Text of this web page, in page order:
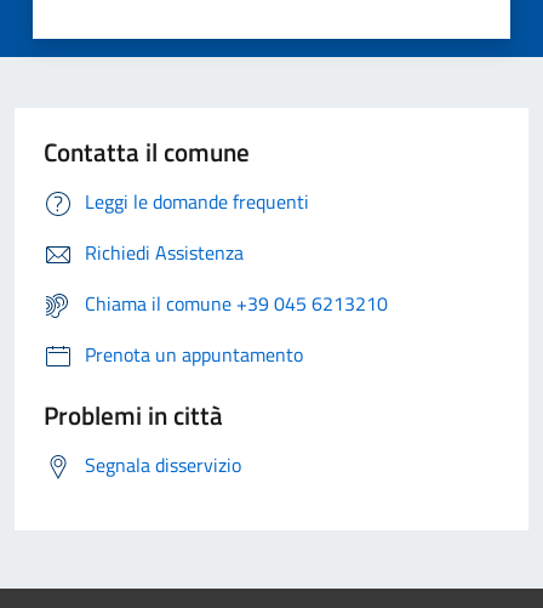
Contatta il comune
Leggi le domande frequenti
Richiedi Assistenza
Chiama il comune +39 045 6213210
Prenota un appuntamento
Problemi in città
Segnala disservizio